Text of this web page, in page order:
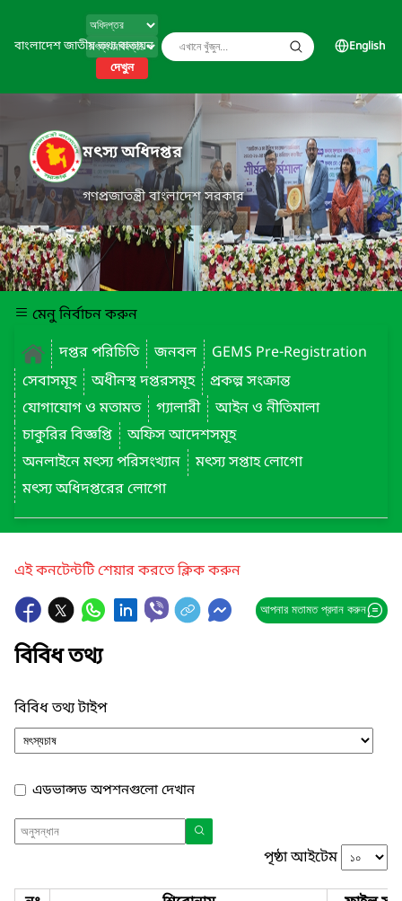
বাংলাদেশ জাতীয় তথ্য বাতায়ন
দেখুন
English
মৎস্য অধিদপ্তর
গণপ্রজাতন্ত্রী বাংলাদেশ সরকার
মেনু নির্বাচন করুন
দপ্তর পরিচিতি
জনবল
GEMS Pre-Registration
সেবাসমূহ
অধীনস্থ দপ্তরসমূহ
প্রকল্প সংক্রান্ত
যোগাযোগ ও মতামত
গ্যালারী
আইন ও নীতিমালা
চাকুরির বিজ্ঞপ্তি
অফিস আদেশসমূহ
অনলাইনে মৎস্য পরিসংখ্যান
মৎস্য সপ্তাহ লোগো
মৎস্য অধিদপ্তরের লোগো
এই কনটেন্টটি শেয়ার করতে ক্লিক করুন
আপনার মতামত প্রদান করুন
বিবিধ তথ্য
বিবিধ তথ্য টাইপ
এডভান্সড অপশনগুলো দেখান
পৃষ্ঠা আইটেম